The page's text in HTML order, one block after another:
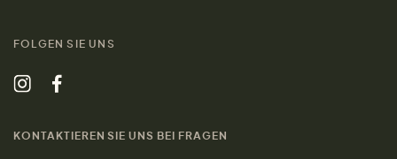
FOLGEN SIE UNS
KONTAKTIEREN SIE UNS BEI FRAGEN